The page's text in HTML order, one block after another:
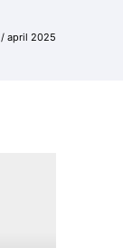
/ april 2025